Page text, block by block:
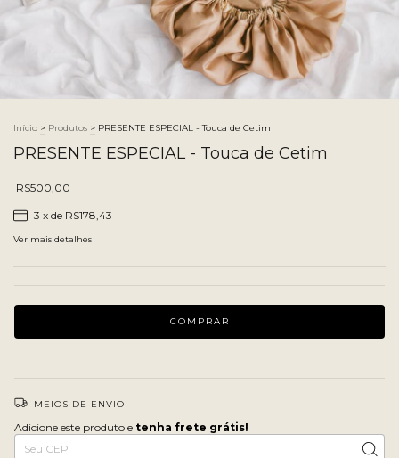
Início > Produtos > PRESENTE ESPECIAL - Touca de Cetim
PRESENTE ESPECIAL - Touca de Cetim
R$500,00
3 x de R$178,43
Ver mais detalhes
MEIOS DE ENVIO
tenha frete grátis!
Entregas para o CEP: ALTERAR CEP
Adicione este produto e tenha frete grátis!